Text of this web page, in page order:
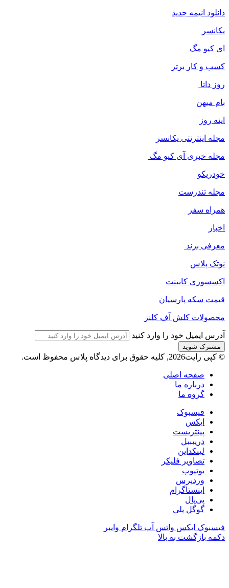
دانلود انیمه جدید
یکانسر
ای کیو مگ
کسب و کار برتر
روز داتا
بام میهن
اینه روز
مجله اینترنتی یکانسر
مجله خبری آی کیو مگ
خودریکو
مجله‌ تندرست
همراه سفر
اخبار
معرفی برند
نوتک پلاس
اکسسوری کابینت
قیمت سکه پارسیان
محصولات کلش آف کلنز
آدرس ایمیل خود را وارد کنید
© کپی رایت2026, کلیه حقوق برای دیدگاه پلاس محفوظ است.
صفحه اصلی
درباره ما
گروه ما
فیسبوک
ایکس
پینتریست
دریبببل
لینکداین
تصاویر فلیکر
یوتیوب
وردپرس
اینستاگرام
پی‌پال
گوگل پلی
فیسبوک ایکس واتس آپ تلگرام وایبر
دکمه بازگشت به بالا